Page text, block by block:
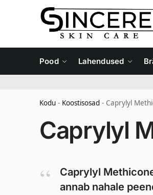
Pood Lahendused
Kodu - Koostisosad - Caprylyl
Caprylyl
Caprylyl
annab nahale